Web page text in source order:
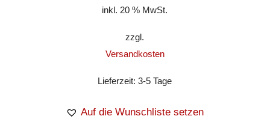
inkl. 20 % MwSt.
zzgl.
Versandkosten
Lieferzeit:3-5 Tage
Auf die Wunschliste setzen